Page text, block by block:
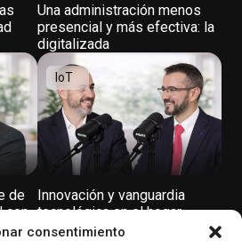
consentimiento
Una administración menos
presencial y más efectiva: la
digitalizada
de
con
IoT
Innovación y vanguardia
tecnológica en el hogar.
Conocemos FERMAX